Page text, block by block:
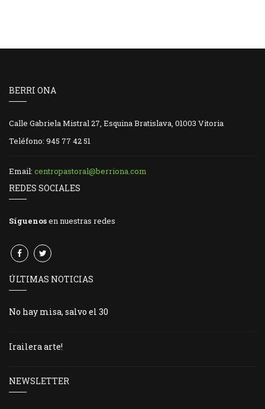
BERRI ONA
Calle Gabriela Mistral 27, Esquina Bratislava, 01003 Vitoria
Teléfono: 945 77 42 51
Email: centropastoral@berriona.com
REDES SOCIALES
Síguenosen nuestras redes
ÚLTIMAS NOTICIAS
No hay misa, salvo el 30
Irailera arte!
NEWSLETTER